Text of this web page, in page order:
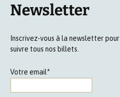
Newsletter
Inscrivez-vous à la newsletter pour
suivre tous nos billets.
Votre email*